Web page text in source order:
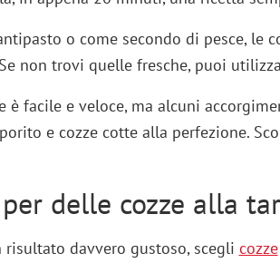
o come secondo di pesce, le
non trovi quelle fresche, puoi
è facile e veloce, ma alcuni
e cozze cotte alla perfezione.
delle cozze alla
risultato davvero gustoso, scegli cozze